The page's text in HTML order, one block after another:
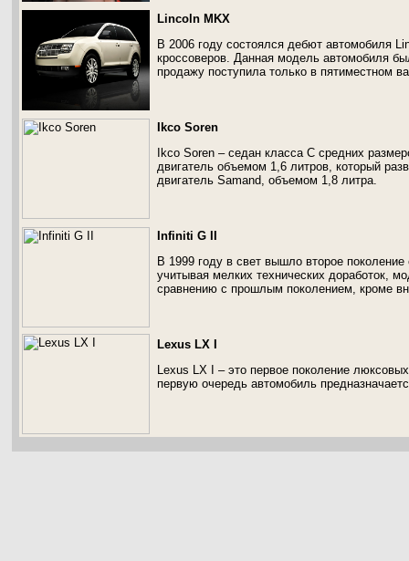
Lincoln MKX
В 2006 году состоялся дебют автомобиля
кроссоверов. Данная модель автомобиля
продажу поступила только в пятиместном
Ikco Soren
Ikco Soren – седан класса С средних
двигатель объемом 1,6 литров, который
двигатель Samand, объемом 1,8 литра.
Infiniti G II
В 1999 году в свет вышло второе
учитывая мелких технических доработок,
сравнению с прошлым поколением, кроме
Lexus LX I
Lexus LX I – это первое поколение
первую очередь автомобиль